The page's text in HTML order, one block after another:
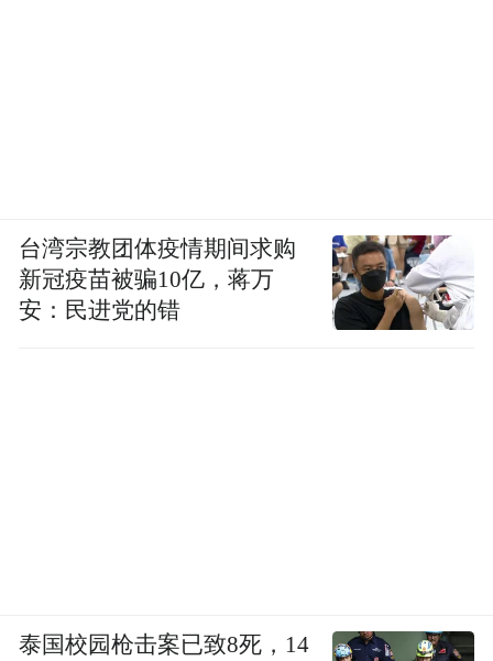
台湾宗教团体疫情期间求购
新冠疫苗被骗10亿，蒋万
安：民进党的错
泰国校园枪击案已致8死，14